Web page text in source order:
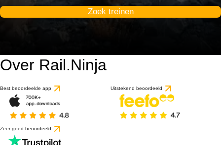
Zoek treinen
Over Rail.Ninja
Best beoordeelde app Uitstekend beoordeeld
Zeer goed beoordeeld